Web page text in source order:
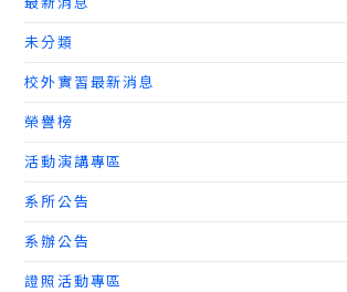
未分類
校外實習最新消息
榮譽榜
活動演講專區
系所公告
系辦公告
證照活動專區